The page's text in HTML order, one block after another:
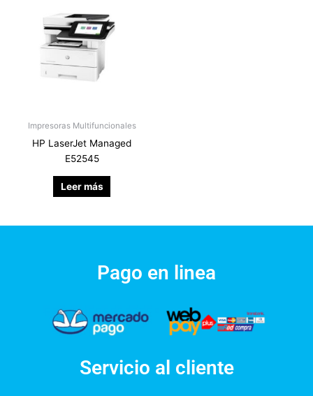
Impresoras Multifuncionales
HP LaserJet Managed
E52545
Leer más
Pago en linea
Servicio al cliente